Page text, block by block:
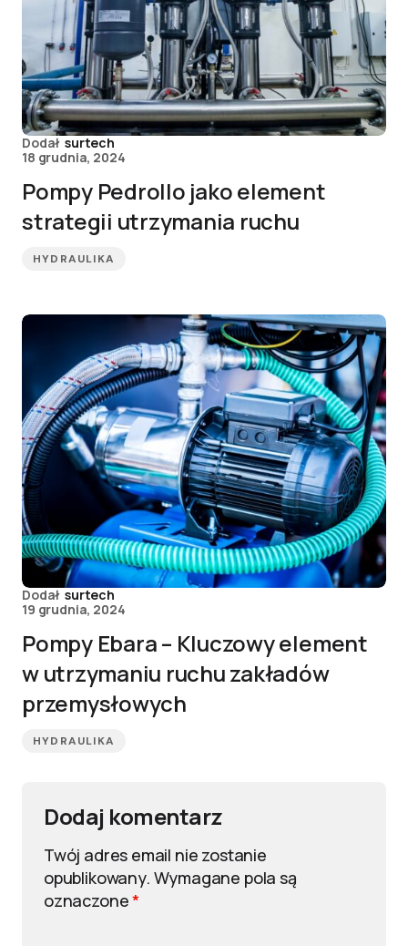
Dodał surtech
18 grudnia, 2024
Pompy Pedrollo jako element
strategii utrzymania ruchu
HYDRAULIKA
Dodał surtech
19 grudnia, 2024
Pompy Ebara – Kluczowy element
w utrzymaniu ruchu zakładów
przemysłowych
HYDRAULIKA
Dodaj komentarz
Twój adres email nie zostanie
opublikowany. Wymagane pola są
oznaczone*